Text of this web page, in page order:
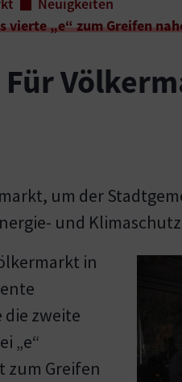
vierte „e“ zum Greifen
um der
und
in
zweite
„e“
zum Greifen